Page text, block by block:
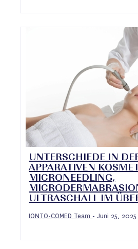
UNTERSCHIEDE IN
APPARATIVEN
MICRONEEDLING,
ULTRASCHALL IM
IONTO-COMED Team - Juni 25, 2025